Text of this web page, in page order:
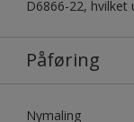
D6866-22,
Påføring
Nymaling